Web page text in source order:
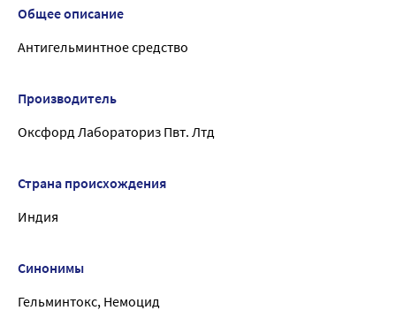
Общее описание
Антигельминтное средство
Производитель
Оксфорд Лабораториз Пвт. Лтд
Страна происхождения
Индия
Синонимы
Гельминтокс, Немоцид